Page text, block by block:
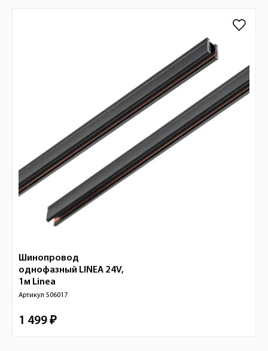
Шинопровод
однофазный LINEA 24V,
1м Linea
Артикул 506017
1 499 ₽